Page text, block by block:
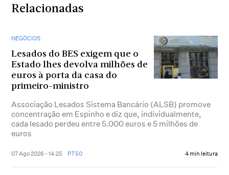
Relacionadas
NEGÓCIOS
Lesados do BES exigem que o
Estado lhes devolva milhões de
euros à porta da casa do
primeiro-ministro
Associação Lesados Sistema Bancário (ALSB) promove
concentração em Espinho e diz que, individualmente,
cada lesado perdeu entre 5.000 euros e 5 milhões de
euros
07 Ago 2026 - 14:25 PT50 4 min leitura